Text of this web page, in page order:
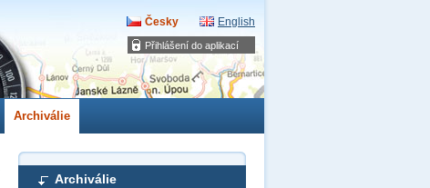
Přihlášení do aplikací
Česky English
Archiválie
Archiválie